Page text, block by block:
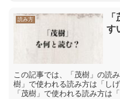
読み方
す
この記事では、「茂樹」の読
樹」で使われる読み方は「し
「茂樹」で使われる読み方は